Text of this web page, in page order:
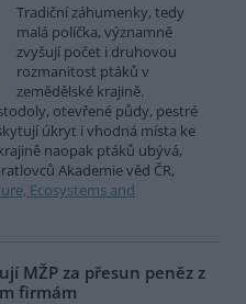
Tradiční záhumenky, tedy
malá políčka, významně
zvyšují počet i druhovou
rozmanitost ptáků v
zemědělské krajině.
otevřené půdy, pestré
úkryt i vhodná místa ke
naopak ptáků ubývá,
Akademie věd ČR,
Ecosystems and
MŽP za přesun peněz z
firmám